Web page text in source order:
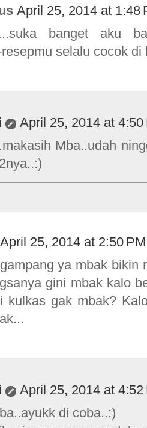
April 25, 2014 at 1:48
banget aku
selalu cocok
April 25, 2014 at 4:50
Mba..udah
April 25, 2014 at 2:50 PM
ya mbak bikin
gini mbak kalo
kulkas gak mbak?
April 25, 2014 at 4:52
di coba..:)